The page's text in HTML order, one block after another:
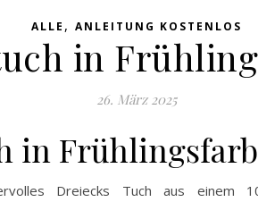
ALLE , ANLEITUNG KOSTENLOS
in
26. März 2025
in
Dreiecks Tuch aus einem